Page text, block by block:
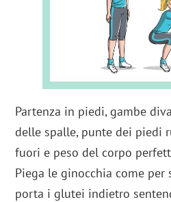
Partenza in piedi, gambe
delle spalle, punte dei piedi
fuori e peso del corpo
Piega le ginocchia come per
porta i glutei indietro